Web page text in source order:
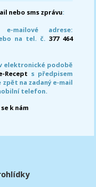
nebo sms zprávu:
mailové adrese:
na tel. č. 377 464
elektronické podobě
Recept s předpisem
zpět na zadaný e-mail
telefon.
k nám